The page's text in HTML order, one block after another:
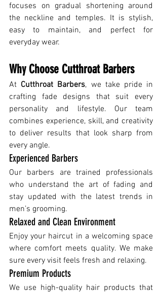
focuses on gradual shortening around
the neckline and temples. It is stylish,
easy to maintain, and perfect for
everyday wear.
Why Choose Cutthroat Barbers
At Cutthroat Barbers, we take pride in
crafting fade designs that suit every
personality and lifestyle. Our team
combines experience, skill, and creativity
to deliver results that look sharp from
every angle.
Experienced Barbers
Our barbers are trained professionals
who understand the art of fading and
stay updated with the latest trends in
men’s grooming.
Relaxed and Clean Environment
Enjoy your haircut in a welcoming space
where comfort meets quality. We make
sure every visit feels fresh and relaxing.
Premium Products
We use high-quality hair products that